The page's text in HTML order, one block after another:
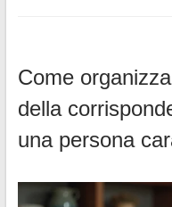
Come
della
una persona